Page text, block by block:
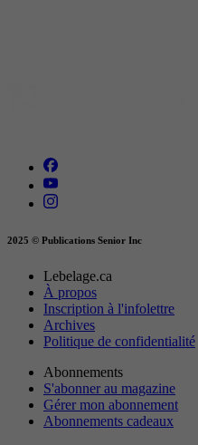
2025 © Publications Senior Inc
Lebelage.ca
À propos
Inscription à l'infolettre
Archives
Politique de confidentialité
Abonnements
S'abonner au magazine
Gérer mon abonnement
Abonnements cadeaux